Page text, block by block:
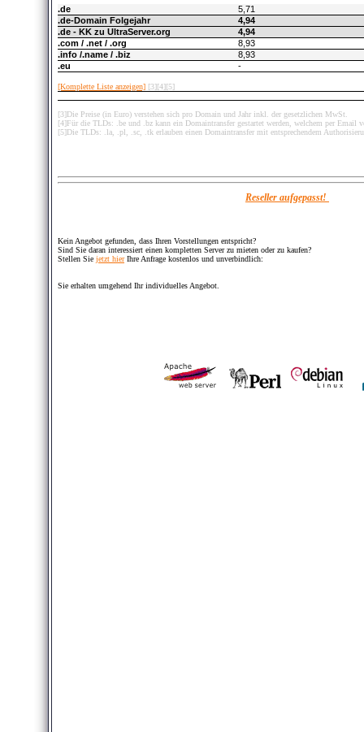
.de
5,71
.de-Domain Folgejahr
4,94
.de - KK zu UltraServer.org
4,94
.com / .net / .org
8,93
.info /.name / .biz
8,93
.eu
-
[Komplette Liste anzeigen] [3][4][5]
[3]Die Preise (in Euro) verstehen sich pro Domain und Jahr inkl. der gesetzlichen MwSt.
[4]Für die TLDs: .be und .bz kann ein Domaintransfer gestartet werden, welchem per Email
[5]Die TLDs: .la, .pl, .sc, .tk erlauben einen Domaintransfer mit entsprechendem
Reseller aufgepasst!
Kein Angebot gefunden, dass Ihren Vorstellungen entspricht?
Sind Sie daran interessiert einen kompletten Server zu mieten oder zu kaufen?
Stellen Sie jetzt hier Ihre Anfrage kostenlos und unverbindlich:
Sie erhalten umgehend Ihr individuelles Angebot.